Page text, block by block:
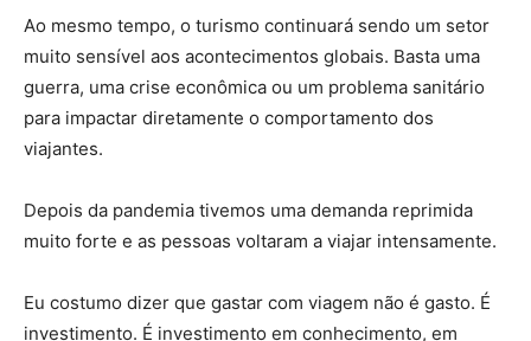
Ao mesmo tempo, o turismo continuará sendo um setor
muito sensível aos acontecimentos globais. Basta uma
guerra, uma crise econômica ou um problema sanitário
para impactar diretamente o comportamento dos
viajantes.
Depois da pandemia tivemos uma demanda reprimida
muito forte e as pessoas voltaram a viajar intensamente.
Eu costumo dizer que gastar com viagem não é gasto. É
investimento. É investimento em conhecimento, em